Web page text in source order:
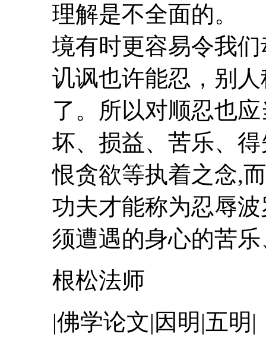
理解是不全面的
境有时更容易令我
讥讽也许能忍，别
了。所以对顺忍也
坏、损益、苦乐、
恨贪欲等执着之念,
功夫才能称为忍辱波
须遭遇的身心的苦
根松法师
|佛学论文|因明|五明|